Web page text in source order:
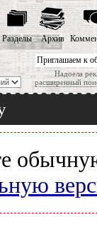
Приглашаем к
Надоела
расширенный
Разделы Архив